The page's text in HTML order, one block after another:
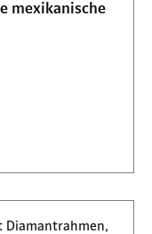
mexikanische